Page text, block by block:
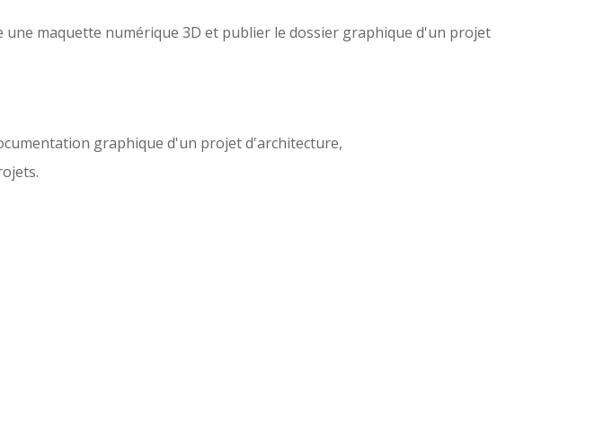
maquette numérique 3D et publier le dossier graphique d'un projet
graphique d'un projet d'architecture,